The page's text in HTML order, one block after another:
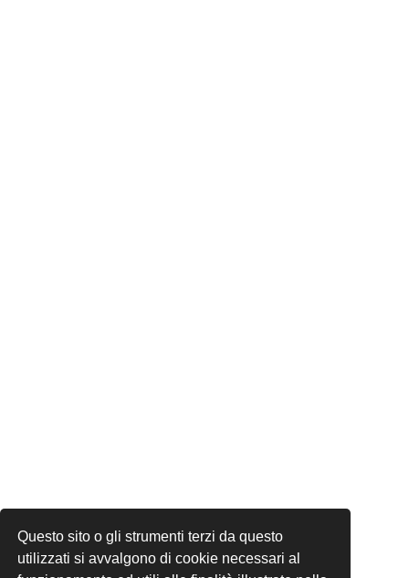
Questo sito o gli strumenti terzi da questo
utilizzati si avvalgono di cookie necessari al